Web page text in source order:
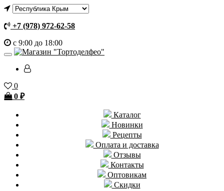
+7 (978) 972-62-58
с 9:00 до 18:00
0
0 ₽
Каталог
Новинки
Рецепты
Оплата и доставка
Отзывы
Контакты
Оптовикам
Скидки